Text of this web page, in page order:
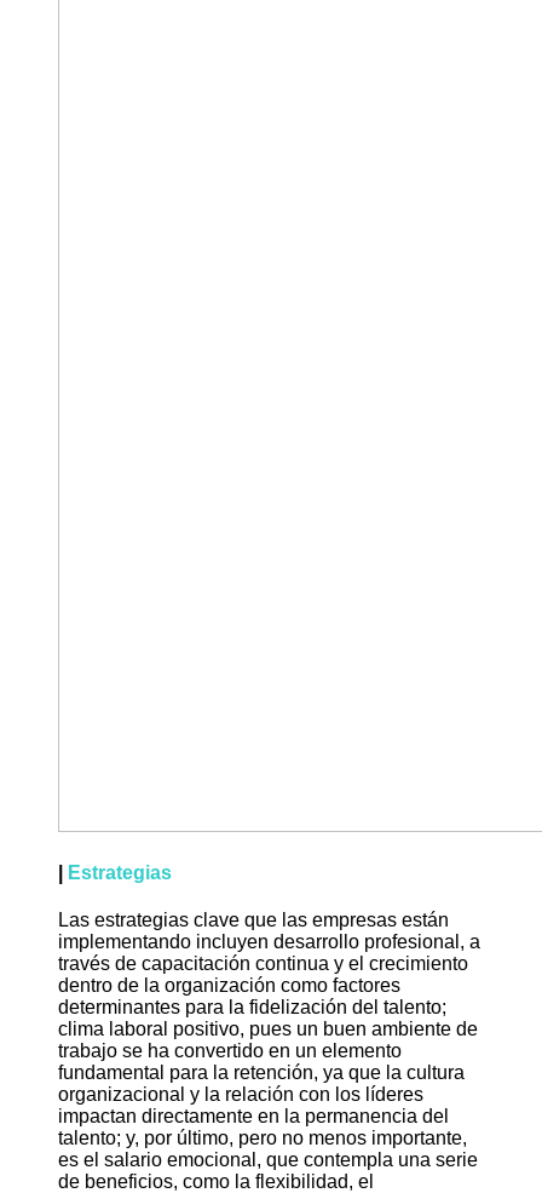
Estrategias
Las estrategias clave que las empresas están
implementando incluyen desarrollo profesional, a
través de capacitación continua y el crecimiento
dentro de la organización como factores
determinantes para la fidelización del talento;
clima laboral positivo, pues un buen ambiente de
trabajo se ha convertido en un elemento
fundamental para la retención, ya que la cultura
organizacional y la relación con los líderes
impactan directamente en la permanencia del
talento; y, por último, pero no menos importante,
es el salario emocional, que contempla una serie
de beneficios, como la flexibilidad, el